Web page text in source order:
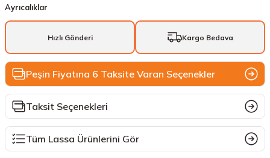
Ayrıcalıklar
Hızlı Gönderi Kargo Bedava
Peşin Fiyatına 6 Taksite Varan Seçenekler
Taksit Seçenekleri
Tüm Lassa Ürünlerini Gör